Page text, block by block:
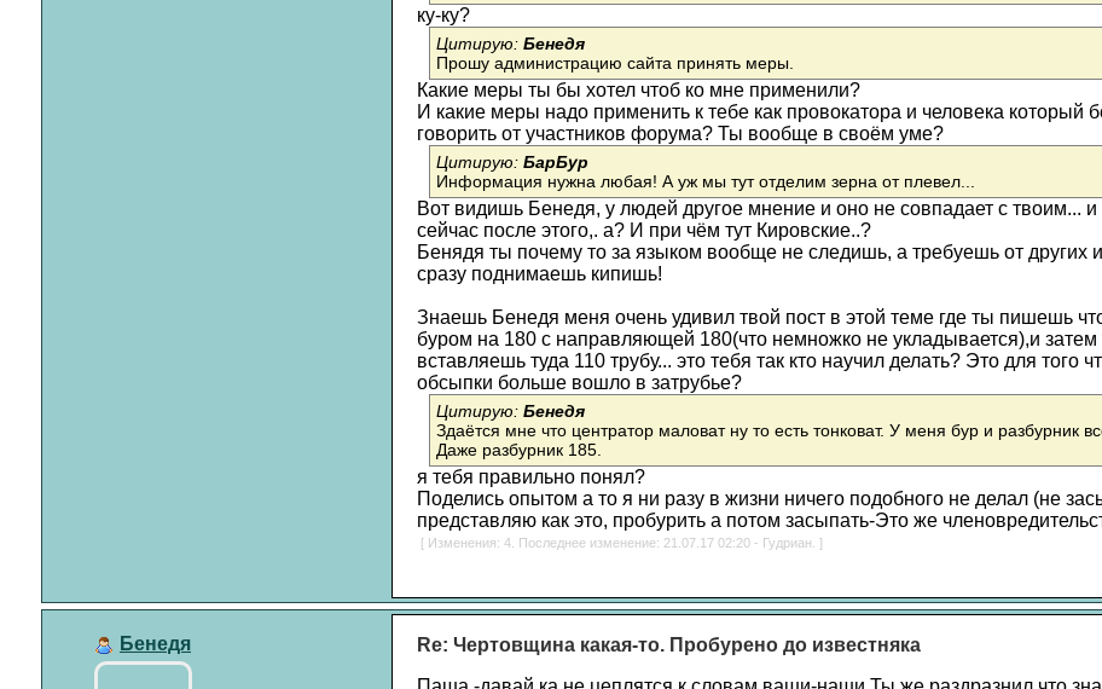
ку-ку?
Цитирую: Бенедя
Прошу администрацию сайта принять меры.
Какие меры ты бы хотел чтоб ко мне применили?
И какие меры надо применить к тебе как провокатора и человека который
говорить от участников форума? Ты вообще в своём уме?
Цитирую: БарБур
Информация нужна любая! А уж мы тут отделим зерна от плевел...
Вот видишь Бенедя, у людей другое мнение и оно не совпадает с твоим... и
сейчас после этого,. а? И при чём тут Кировские..?
Бенядя ты почему то за языком вообще не следишь, а требуешь от других и
сразу поднимаешь кипишь!
Знаешь Бенедя меня очень удивил твой пост в этой теме где ты пишешь
буром на 180 с направляющей 180(что немножко не укладывается),и затем
вставляешь туда 110 трубу... это тебя так кто научил делать? Это для того
обсыпки больше вошло в затрубье?
Цитирую: Бенедя
Здаётся мне что центратор маловат ну то есть тонковат. У меня бур и разбурник
Даже разбурник 185.
я тебя правильно понял?
Поделись опытом а то я ни разу в жизни ничего подобного не делал (не
представляю как это, пробурить а потом засыпать-Это же
[ Изменения: 4. Последнее изменение: 21.07.17 02:20 - Гудриан. ]
Бенедя
Re: Чертовщина какая-то. Пробурено до известняка